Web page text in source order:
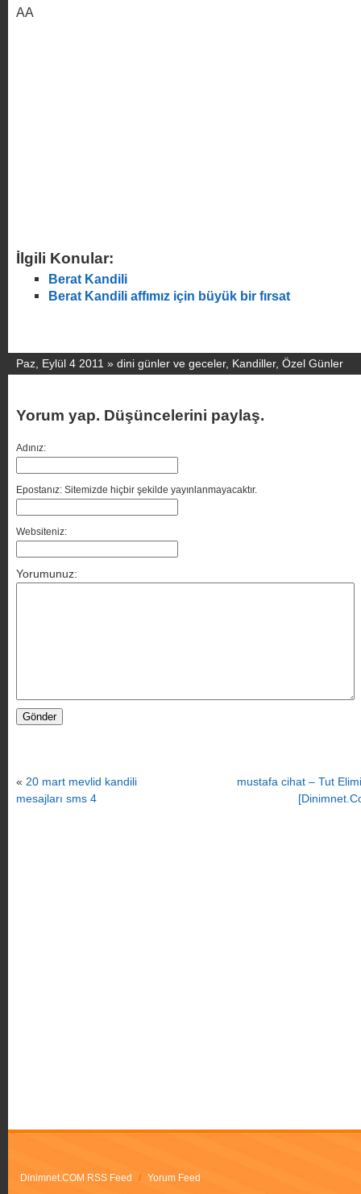
AA
İlgili Konular:
Berat Kandili
Berat Kandili affımız için büyük bir fırsat
Paz, Eylül 4 2011 » dini günler ve geceler, Kandiller, Özel Günler
Yorum yap. Düşüncelerini paylaş.
Adınız:
Epostanız: Sitemizde hiçbir şekilde yayınlanmayacaktır.
Websiteniz:
Yorumunuz:
« 20 mart mevlid kandili
mesajları sms 4
mustafa cihat – Tut
Dinimnet.COM RSS Feed / Yorum Feed